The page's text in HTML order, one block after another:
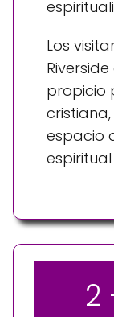
Los
propicio
espacio
2